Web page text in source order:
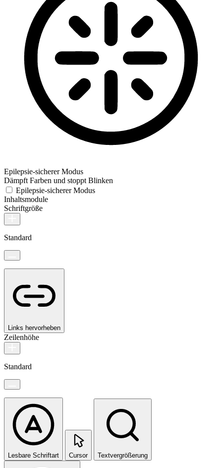
Epilepsie-sicherer Modus
Dämpft Farben und stoppt Blinken
Epilepsie-sicherer Modus
Inhaltsmodule
Schriftgröße
Standard
Links hervorheben
Zeilenhöhe
Standard
Lesbare Schriftart Cursor Textvergrößerung